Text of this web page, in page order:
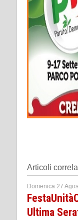
Articoli
Domenica 27
Ultima